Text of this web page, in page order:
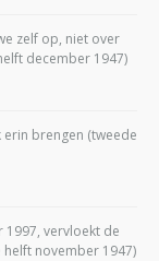
zelf op, niet over
december 1947)
brengen (tweede
vervloekt de
november 1947)